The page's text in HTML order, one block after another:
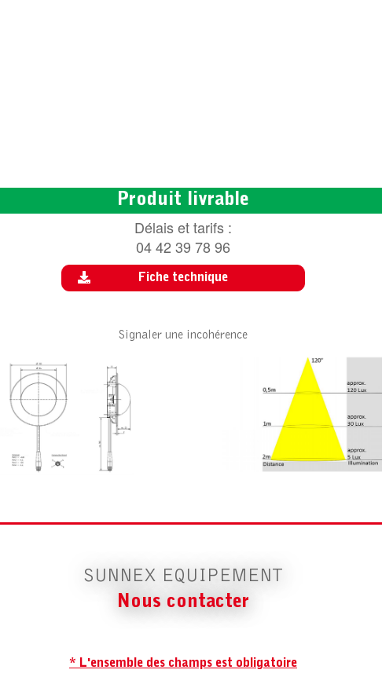
Produit livrable
Délais et tarifs :
04 42 39 78 96
Fiche technique
Signaler une incohérence
SUNNEX EQUIPEMENT
Nous contacter
* L'ensemble des champs est obligatoire